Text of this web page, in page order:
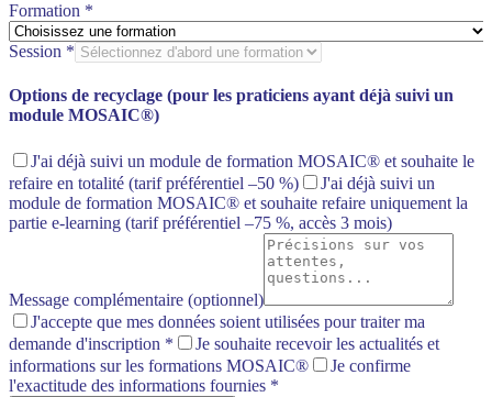
Formation *
Session *
Options de recyclage (pour les praticiens ayant déjà suivi un
module MOSAIC®)
J'ai déjà suivi un module de formation MOSAIC® et souhaite le
refaire en totalité (tarif préférentiel –50 %)
J'ai déjà suivi un
module de formation MOSAIC® et souhaite refaire uniquement la
partie e-learning (tarif préférentiel –75 %, accès 3 mois)
Message complémentaire (optionnel)
J'accepte que mes données soient utilisées pour traiter ma
demande d'inscription *
Je souhaite recevoir les actualités et
informations sur les formations MOSAIC®
Je confirme
l'exactitude des informations fournies *